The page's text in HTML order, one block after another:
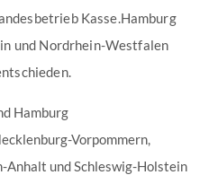
Kasse.Hamburg
und Nordrhein-Westfalen
Hamburg
Vorpommern,
Anhalt und Schleswig-Holstein